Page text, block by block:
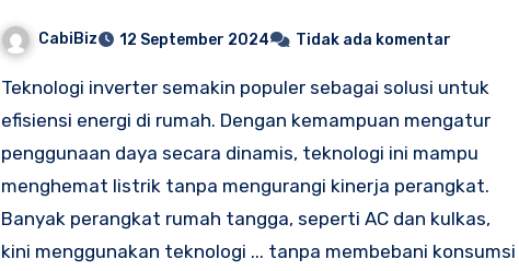
CabiBiz 12 September 2024 Tidak ada komentar
Teknologi inverter semakin populer sebagai solusi untuk
efisiensi energi di rumah. Dengan kemampuan mengatur
penggunaan daya secara dinamis, teknologi ini mampu
menghemat listrik tanpa mengurangi kinerja perangkat.
Banyak perangkat rumah tangga, seperti AC dan kulkas,
kini menggunakan teknologi ... tanpa membebani konsumsi